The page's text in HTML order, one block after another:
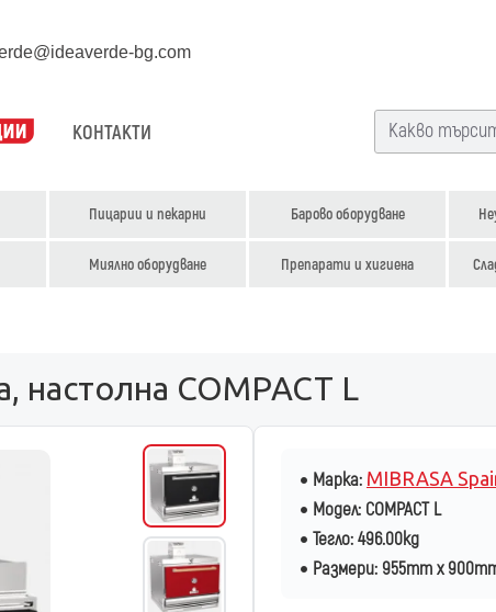
bg.com
КОНТАКТИ
Пицарии и пекарни Барово оборудване
Миялно оборудване Препарати и хигиена
COMPACT L
Марка: MIBRASA
Модел: COMPACT L
Тегло:496.00kg
Размери: 955mm x